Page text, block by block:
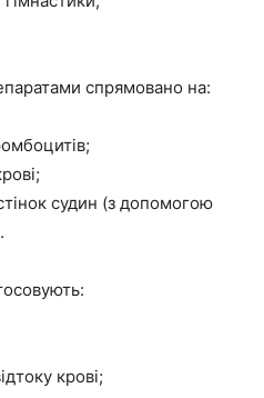
спрямовано на:
судин (з допомогою
крові;